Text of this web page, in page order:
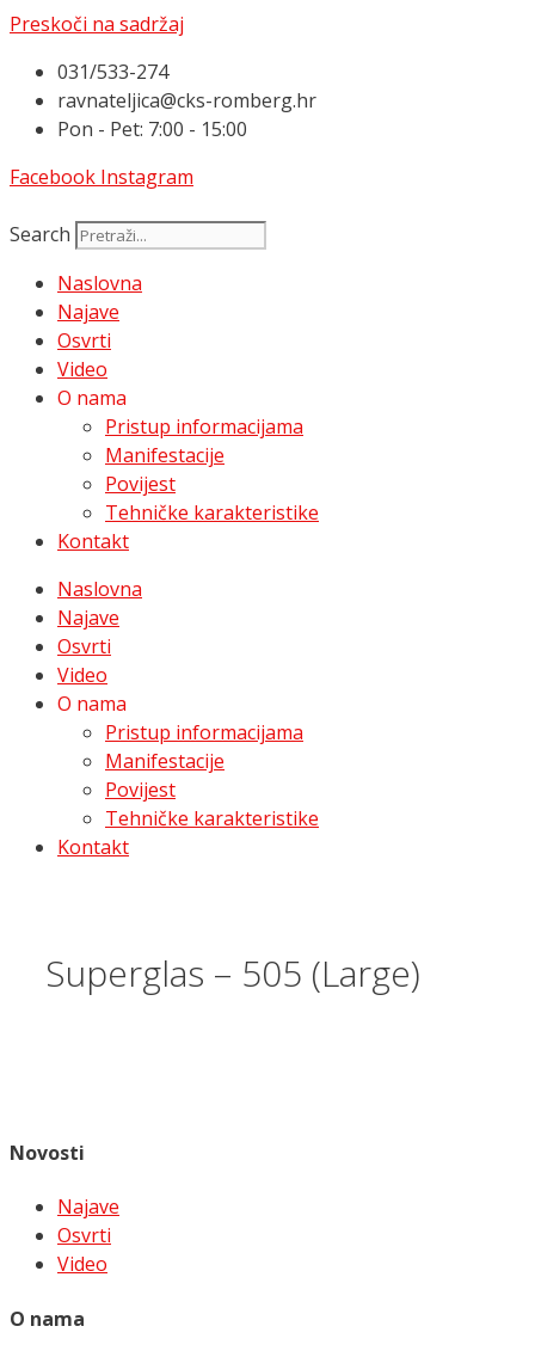
Preskoči na sadržaj
031/533-274
ravnateljica@cks-romberg.hr
Pon - Pet: 7:00 - 15:00
Facebook Instagram
Search
Naslovna
Najave
Osvrti
Video
O nama
Pristup informacijama
Manifestacije
Povijest
Tehničke karakteristike
Kontakt
Naslovna
Najave
Osvrti
Video
O nama
Pristup informacijama
Manifestacije
Povijest
Tehničke karakteristike
Kontakt
Superglas – 505 (Large)
Novosti
Najave
Osvrti
Video
O nama